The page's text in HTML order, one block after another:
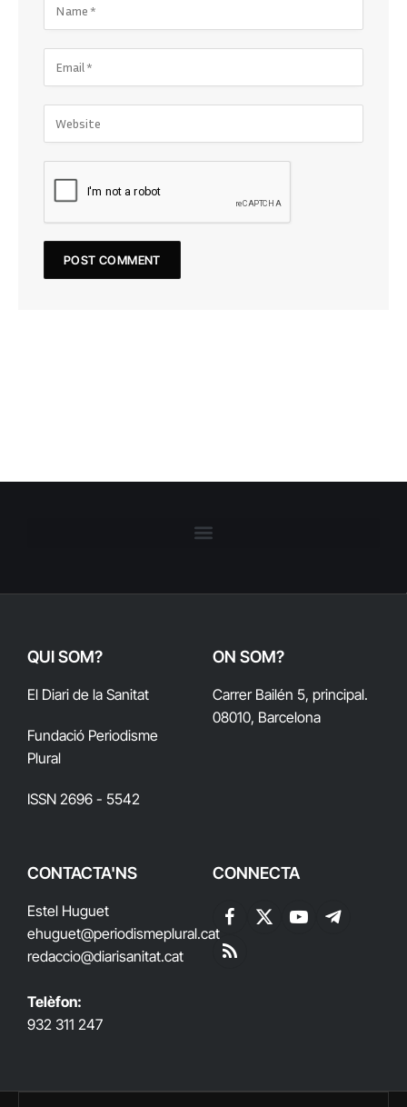
QUI SOM?
El Diari de la Sanitat
Fundació Periodisme
Plural
ISSN 2696 - 5542
ON SOM?
Carrer Bailén 5, principal.
08010, Barcelona
CONTACTA'NS
Estel Huguet
ehuguet@periodismeplural.cat
redaccio@diarisanitat.cat
Telèfon:
932 311 247
CONNECTA
Facebook
X
YouTubeTelegram
RSS